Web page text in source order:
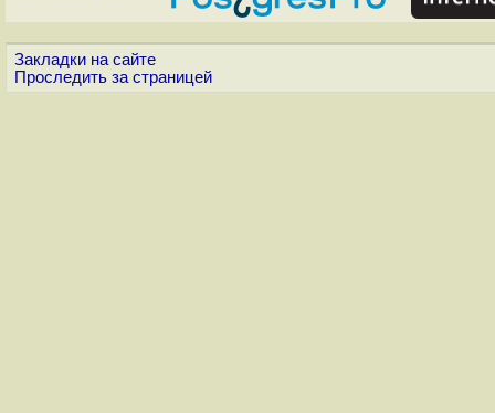
Закладки на сайте
Проследить за страницей